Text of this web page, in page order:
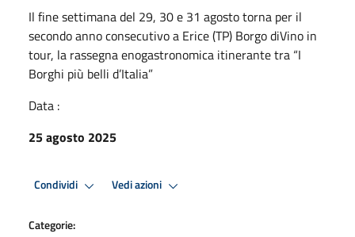
Il fine settimana del 29, 30 e 31 agosto torna per il
secondo anno consecutivo a Erice (TP) Borgo diVino in
tour, la rassegna enogastronomica itinerante tra “I
Borghi più belli d’Italia”
Data :
25 agosto 2025
Condividi Vedi azioni
Categorie: